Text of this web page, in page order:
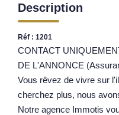
Description
Réf : 1201
CONTACT
DE L'ANNONCE
Vous rêvez de vivre sur
cherchez plus, nous
Notre agence Immotis